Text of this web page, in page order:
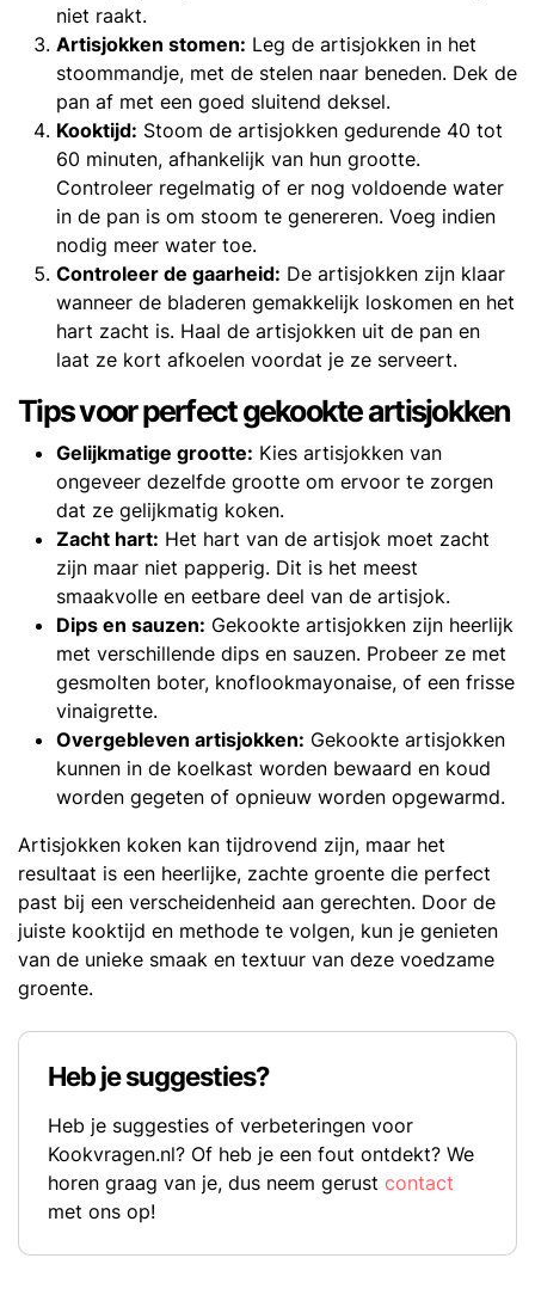
niet raakt.
Artisjokken stomen: Leg de artisjokken in het
stoommandje, met de stelen naar beneden. Dek de
pan af met een goed sluitend deksel.
Kooktijd: Stoom de artisjokken gedurende 40 tot
60 minuten, afhankelijk van hun grootte.
Controleer regelmatig of er nog voldoende water
in de pan is om stoom te genereren. Voeg indien
nodig meer water toe.
Controleer de gaarheid: De artisjokken zijn klaar
wanneer de bladeren gemakkelijk loskomen en het
hart zacht is. Haal de artisjokken uit de pan en
laat ze kort afkoelen voordat je ze serveert.
Tips voor perfect gekookte artisjokken
Gelijkmatige grootte: Kies artisjokken van
ongeveer dezelfde grootte om ervoor te zorgen
dat ze gelijkmatig koken.
Zacht hart: Het hart van de artisjok moet zacht
zijn maar niet papperig. Dit is het meest
smaakvolle en eetbare deel van de artisjok.
Dips en sauzen: Gekookte artisjokken zijn heerlijk
met verschillende dips en sauzen. Probeer ze met
gesmolten boter, knoflookmayonaise, of een frisse
vinaigrette.
Overgebleven artisjokken: Gekookte artisjokken
kunnen in de koelkast worden bewaard en koud
worden gegeten of opnieuw worden opgewarmd.
Artisjokken koken kan tijdrovend zijn, maar het
resultaat is een heerlijke, zachte groente die perfect
past bij een verscheidenheid aan gerechten. Door de
juiste kooktijd en methode te volgen, kun je genieten
van de unieke smaak en textuur van deze voedzame
groente.
Heb je suggesties?
Heb je suggesties of verbeteringen voor
Kookvragen.nl? Of heb je een fout ontdekt? We
horen graag van je, dus neem gerust contact
met ons op!